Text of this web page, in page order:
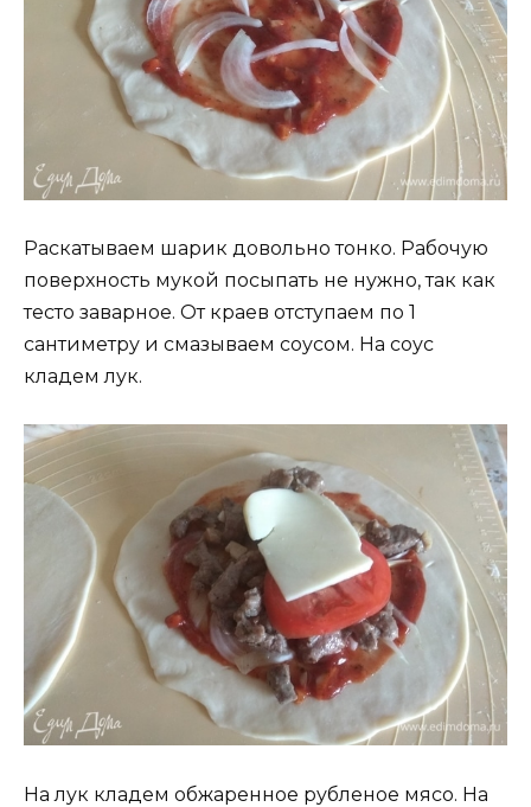
Раскатываем шарик довольно тонко. Рабочую
поверхность мукой посыпать не нужно, так как
тесто заварное. От краев отступаем по 1
сантиметру и смазываем соусом. На соус
кладем лук.
На лук кладем обжаренное рубленое мясо. На